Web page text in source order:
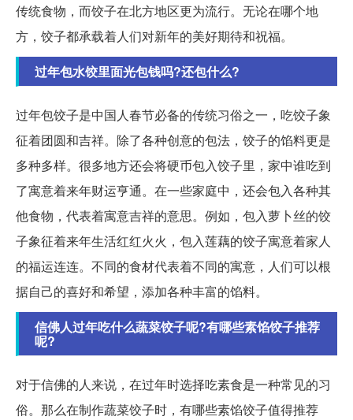
传统食物，而饺子在北方地区更为流行。无论在哪个地
方，饺子都承载着人们对新年的美好期待和祝福。
过年包水饺里面光包钱吗?还包什么?
过年包饺子是中国人春节必备的传统习俗之一，吃饺子象
征着团圆和吉祥。除了各种创意的包法，饺子的馅料更是
多种多样。很多地方还会将硬币包入饺子里，家中谁吃到
了寓意着来年财运亨通。在一些家庭中，还会包入各种其
他食物，代表着寓意吉祥的意思。例如，包入萝卜丝的饺
子象征着来年生活红红火火，包入莲藕的饺子寓意着家人
的福运连连。不同的食材代表着不同的寓意，人们可以根
据自己的喜好和希望，添加各种丰富的馅料。
信佛人过年吃什么蔬菜饺子呢?有哪些素馅饺子推荐
呢?
对于信佛的人来说，在过年时选择吃素食是一种常见的习
俗。那么在制作蔬菜饺子时，有哪些素馅饺子值得推荐